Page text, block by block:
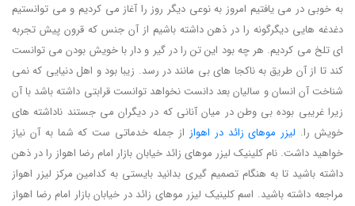
به خوبی در می یافتیم امروز به نوعی دیگر روز را آغاز می کردیم و می توانستیم
دغدغه هایی دیگرگونه را در ذهن داشته باشیم از آن جنس که قرون پیش تجربه
ای تلخ می کردیم. هر چه بود این تن را در گیر و دار با خویش بودن می توانست
کند تا از آن طریق به ناکجا های بی مانند در رسد. زیبا بود و اهل دنیایی که نمی
شناخت آن انسان و سالیان بعد دانست نخواهد توانست قرابتی داشته باشد با آن
زیرا غریبی بوده بی وطن در میان آنانی که در دیگران می جستند ناداشته های
خویش را. لیزر موهای زائد در اهواز از جمله خدماتی ست که شما به آن نیاز
خواهید داشت. نام کلینیک لیزر موهای زائد خیابان بازار امام رضا اهواز را در ذهن
داشته باشید تا به هنگام تصمیم گیری بدانید بایستی به کدامین مرکز لیزر اهواز
مراجعه داشته باشید. اسم کلینیک لیزر موهای زائد در خیابان بازار امام رضا اهواز